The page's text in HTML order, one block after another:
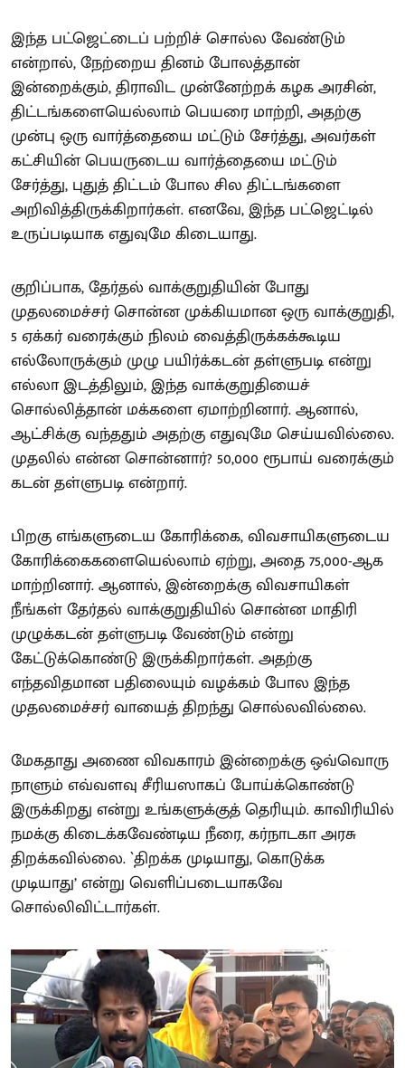
இந்த பட்ஜெட்டைப் பற்றிச் சொல்ல வேண்டும்
என்றால், நேற்றைய தினம் போலத்தான்
இன்றைக்கும், திராவிட முன்னேற்றக் கழக அரசின்,
திட்டங்களையெல்லாம் பெயரை மாற்றி, அதற்கு
முன்பு ஒரு வார்த்தையை மட்டும் சேர்த்து, அவர்கள்
கட்சியின் பெயருடைய வார்த்தையை மட்டும்
சேர்த்து, புதுத் திட்டம் போல சில திட்டங்களை
அறிவித்திருக்கிறார்கள். எனவே, இந்த பட்ஜெட்டில்
உருப்படியாக எதுவுமே கிடையாது.
குறிப்பாக, தேர்தல் வாக்குறுதியின் போது
முதலமைச்சர் சொன்ன முக்கியமான ஒரு வாக்குறுதி,
5 ஏக்கர் வரைக்கும் நிலம் வைத்திருக்கக்கூடிய
எல்லோருக்கும் முழு பயிர்க்கடன் தள்ளுபடி என்று
எல்லா இடத்திலும், இந்த வாக்குறுதியைச்
சொல்லித்தான் மக்களை ஏமாற்றினார். ஆனால்,
ஆட்சிக்கு வந்ததும் அதற்கு எதுவுமே செய்யவில்லை.
முதலில் என்ன சொன்னார்? 50,000 ரூபாய் வரைக்கும்
கடன் தள்ளுபடி என்றார்.
பிறகு எங்களுடைய கோரிக்கை, விவசாயிகளுடைய
கோரிக்கைகளையெல்லாம் ஏற்று, அதை 75,000-ஆக
மாற்றினார். ஆனால், இன்றைக்கு விவசாயிகள்
நீங்கள் தேர்தல் வாக்குறுதியில் சொன்ன மாதிரி
முழுக்கடன் தள்ளுபடி வேண்டும் என்று
கேட்டுக்கொண்டு இருக்கிறார்கள். அதற்கு
எந்தவிதமான பதிலையும் வழக்கம் போல இந்த
முதலமைச்சர் வாயைத் திறந்து சொல்லவில்லை.
மேகதாது அணை விவகாரம் இன்றைக்கு ஒவ்வொரு
நாளும் எவ்வளவு சீரியஸாகப் போய்க்கொண்டு
இருக்கிறது என்று உங்களுக்குத் தெரியும். காவிரியில்
நமக்கு கிடைக்கவேண்டிய நீரை, கர்நாடகா அரசு
திறக்கவில்லை. `திறக்க முடியாது, கொடுக்க
முடியாது’ என்று வெளிப்படையாகவே
சொல்லிவிட்டார்கள்.